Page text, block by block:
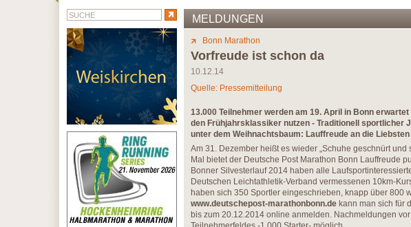
MELDUNGEN
Bonn Marathon
Vorfreude ist schon da
10.12.14
Quelle: Pressemitteilung
13.000 Teilnehmer werden am 19. April in Bonn
den Frühjahrsklassiker nutzen - Traditionell sportlicher
unter dem Weihnachtsbaum: Lauffreude an die
Am 31. Dezember heißt es wieder „Schuhe geschnürt und
Mal bietet der Deutsche Post Marathon Bonn Lauffreude
Bonner Silvesterlauf 2014 haben alle
Deutschen Leichtathletik-Verband vermessenen 10km-
haben sich 350 Sportler eingeschrieben, knapp über 800
www.deutschepost-marathonbonn.de kann man sich für
bis zum 20.12.2014 online anmelden. Nachmeldungen